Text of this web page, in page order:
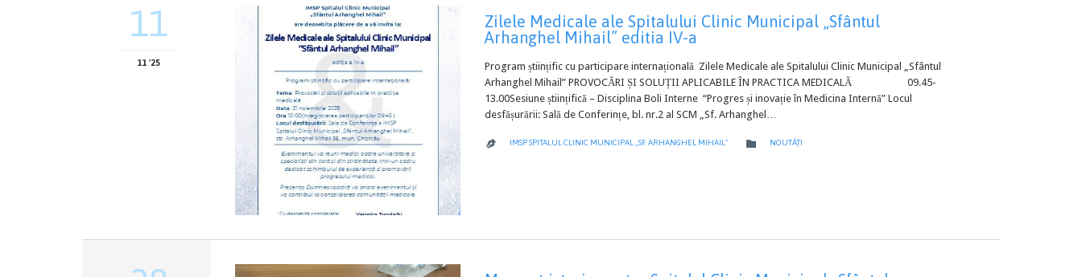
11
11 '25
Zilele Medicale ale Spitalului Clinic Municipal „Sfântul
Arhanghel Mihail” editia IV-a
Program științific cu participare internațională Zilele Medicale ale Spitalului Clinic Municipal „Sfântul
Arhanghel Mihail” PROVOCĂRI ȘI SOLUȚII APLICABILE ÎN PRACTICA MEDICALĂ 09.45-
13.00Sesiune științifică – Disciplina Boli Interne “Progres și inovație în Medicina Internă” Locul
desfășurării: Sală de Conferințe, bl. nr.2 al SCM „Sf. Arhanghel…
 IMSP SPITALUL CLINIC MUNICIPAL „SF. ARHANGHEL MIHAIL”  CATEGORY
NOUTĂȚI